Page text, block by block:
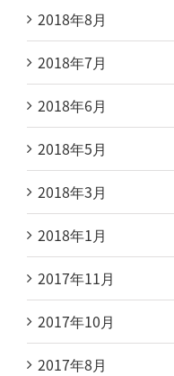
2018年8月
2018年7月
2018年6月
2018年5月
2018年3月
2018年1月
2017年11月
2017年10月
2017年8月